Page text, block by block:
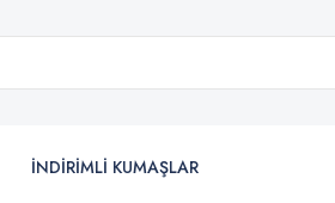
İNDİRİMLİ KUMAŞLAR